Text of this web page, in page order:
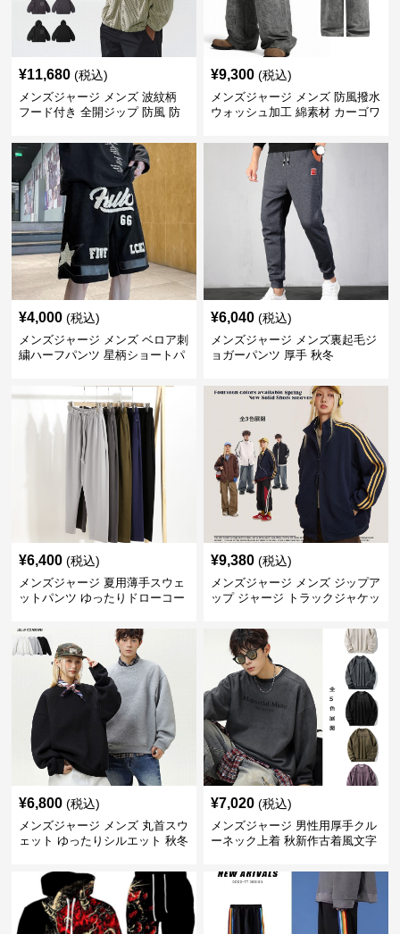
¥11,680 (税込)
メンズジャージ メンズ 波紋柄
フード付き 全開ジップ 防風 防
¥9,300 (税込)
メンズジャージ メンズ 防風撥水
ウォッシュ加工 綿素材 カーゴワ
¥4,000 (税込)
メンズジャージ メンズ ベロア刺
繍ハーフパンツ 星柄ショートパ
¥6,040 (税込)
メンズジャージ メンズ裏起毛ジ
ョガーパンツ 厚手 秋冬
¥6,400 (税込)
メンズジャージ 夏用薄手スウェ
ットパンツ ゆったりドローコー
¥9,380 (税込)
メンズジャージ メンズ ジップア
ップ ジャージ トラックジャケッ
¥6,800 (税込)
メンズジャージ メンズ 丸首スウ
ェット ゆったりシルエット 秋冬
¥7,020 (税込)
メンズジャージ 男性用厚手クル
ーネック上着 秋新作古着風文字